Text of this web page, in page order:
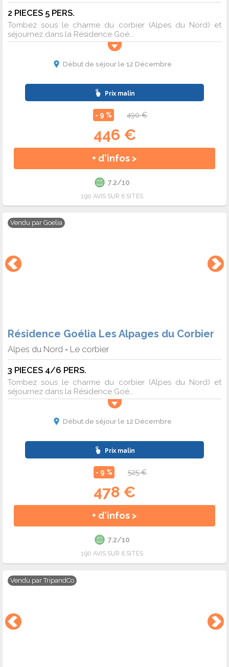
2 PIECES 5 PERS.
Tombez sous le charme du corbier (Alpes du Nord) et
séjournez dans la Résidence Goé...
Début de séjour le 12 Décembre
Prix malin
- 9 % 490 €
446 €
+ d'infos >
7.2/10
190 AVIS SUR 6 SITES
Vendu par Goelia
Résidence Goélia Les Alpages du Corbier
Alpes du Nord - Le corbier
3 PIECES 4/6 PERS.
Tombez sous le charme du corbier (Alpes du Nord) et
séjournez dans la Résidence Goé...
Début de séjour le 12 Décembre
Prix malin
- 9 % 525 €
478 €
+ d'infos >
7.2/10
190 AVIS SUR 6 SITES
Vendu parTripandCo